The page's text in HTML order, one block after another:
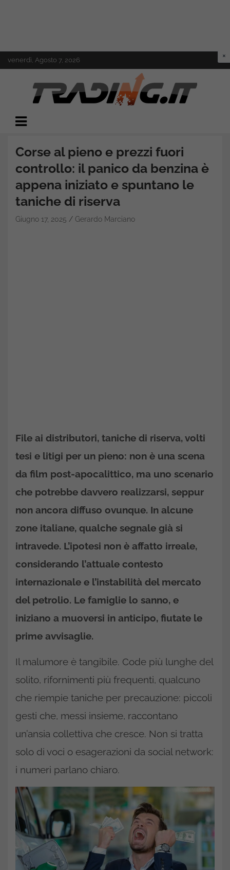
to
venerdì, Agosto 7, 2026
Trading.it
Corse al pieno e prezzi fuori
controllo: il panico da benzina è
appena iniziato e spuntano le
taniche di riserva
Giugno 17, 2025 Gerardo Marciano
File ai distributori, taniche di riserva, volti
tesi e litigi per un pieno: non è una scena
da film post-apocalittico, ma uno scenario
che potrebbe davvero realizzarsi, seppur
non ancora diffuso ovunque. In alcune
zone italiane, qualche segnale già si
intravede. L’ipotesi non è affatto irreale,
considerando l’attuale contesto
internazionale e l’instabilità del mercato
del petrolio. Le famiglie lo sanno, e
iniziano a muoversi in anticipo, fiutate le
prime avvisaglie.
Il malumore è tangibile. Code più lunghe del
solito, rifornimenti più frequenti, qualcuno
che riempie taniche per precauzione: piccoli
gesti che, messi insieme, raccontano
un’ansia collettiva che cresce. Non si tratta
solo di voci o esagerazioni da social network:
i numeri parlano chiaro.